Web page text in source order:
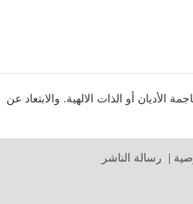
أو الذات الالهية. والابتعاد عن
رسالة الناشر